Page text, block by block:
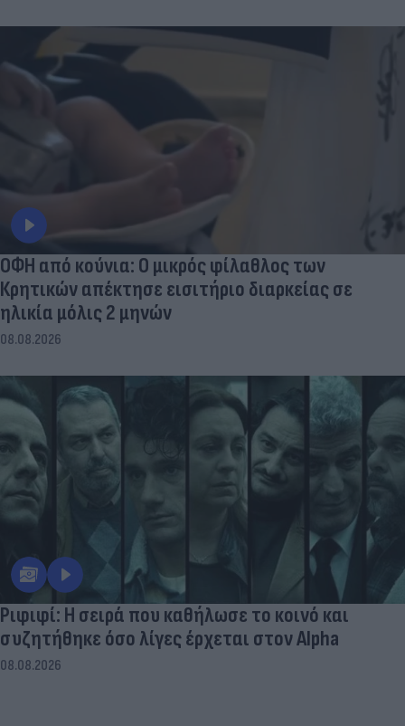
ΟΦΗ από κούνια: Ο μικρός φίλαθλος των
Κρητικών απέκτησε εισιτήριο διαρκείας σε
ηλικία μόλις 2 μηνών
08.08.2026
Ριφιφί: Η σειρά που καθήλωσε το κοινό και
συζητήθηκε όσο λίγες έρχεται στον Alpha
08.08.2026